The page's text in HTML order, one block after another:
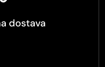
dostava